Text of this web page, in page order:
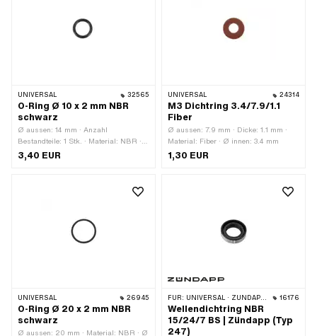
UNIVERSAL 32565
O-Ring Ø 10 x 2 mm NBR
schwarz
Ø aussen: 14 mm · Anzahl
Bestandteile: 1 Stk. · Material: NBR ·
Farbe: schwarz · Ø innen: 10 mm ·
3,40 EUR
UNIVERSAL 24314
M3 Dichtring 3.4/7.9/1.1
Fiber
Ø aussen: 7.9 mm · Dicke: 1.1 mm ·
Material: Fiber · Ø innen: 3.4 mm
1,30 EUR
UNIVERSAL 26945
O-Ring Ø 20 x 2 mm NBR
schwarz
Ø aussen: 20 mm · Material: NBR · Ø
FÜR: UNIVERSAL · ZÜNDAPP BELMONDO · ZÜNDAPP 16176
Wellendichtring NBR
15/24/7 BS | Zündapp (Typ
247)